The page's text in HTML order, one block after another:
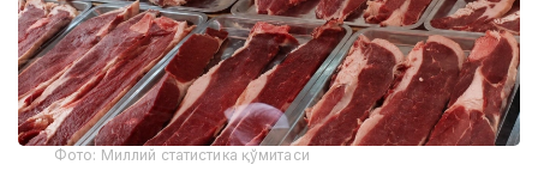
Фото: Миллий статистика қўмитаси